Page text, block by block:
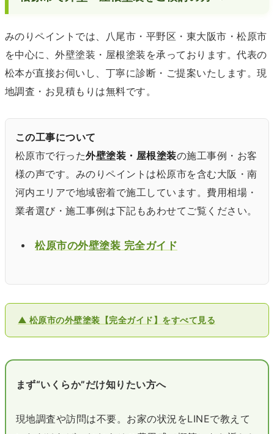
みのりペイントでは、八尾市・平野区・東大阪市・松原市
を中心に、外壁塗装・屋根塗装を承っております。代表の
松本が直接お伺いし、丁寧に診断・ご提案いたします。現
地調査・お見積もりは無料です。
この工事について
松原市で行った外壁塗装・屋根塗装の施工事例・お客
様の声です。みのりペイントは松原市を含む大阪・南
河内エリアで地域密着で施工しています。費用相場・
業者選び・施工事例は下記もあわせてご覧ください。
松原市の外壁塗装 完全ガイド
▲ 松原市の外壁塗装【完全ガイド】をすべて見る
まず“いくらか”だけ知りたい方へ
現地調査や訪問は不要。お家の状況をLINEで教えて